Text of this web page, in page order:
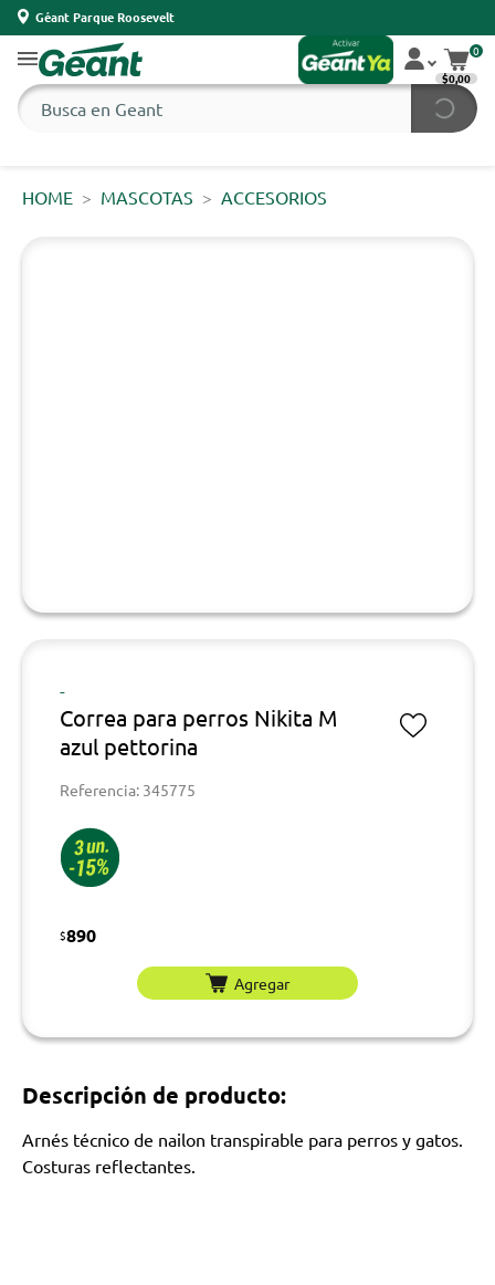
Géant Parque Roosevelt
0
$0,00
HOME MASCOTAS ACCESORIOS
-
Correa para perros Nikita M
azul pettorina
Referencia: 345775
$890
Agregar
Descripción de producto:
Arnés técnico de nailon transpirable para perros y gatos.
Costuras reflectantes.